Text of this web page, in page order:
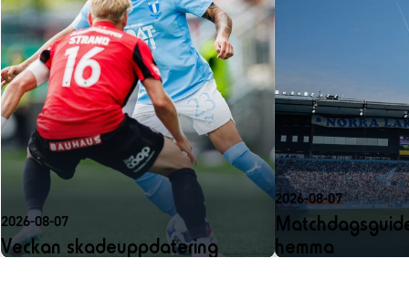
2026-08-07
Veckan skadeuppdatering
2026-08-07
hemma